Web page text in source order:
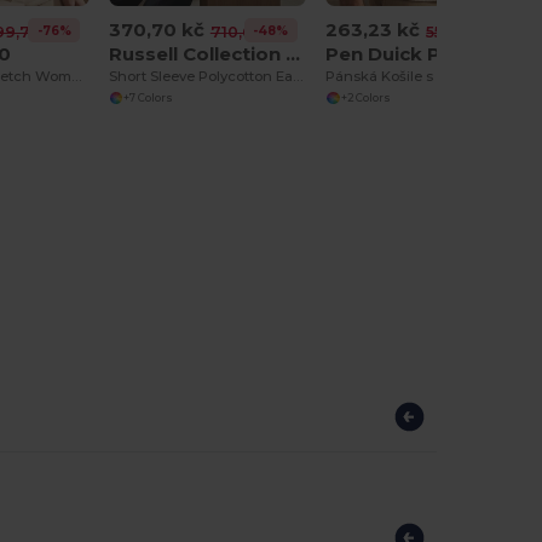
kč
-76% 370,70 kč 710,66 kč
-48%
Russell Collection JZ935
+7 Colors
263,23 kč 553,97 kč
Pen Duick PK600
+2 Colors